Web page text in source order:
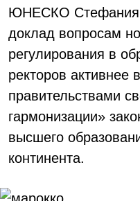
ЮНЕСКО Стефания
доклад вопросам
регулирования в
ректоров активнее
правительствами
гармонизации»
высшего
континента.